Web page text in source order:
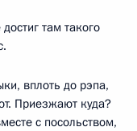
там такого
вплоть до рэпа,
Приезжают куда?
с посольством,